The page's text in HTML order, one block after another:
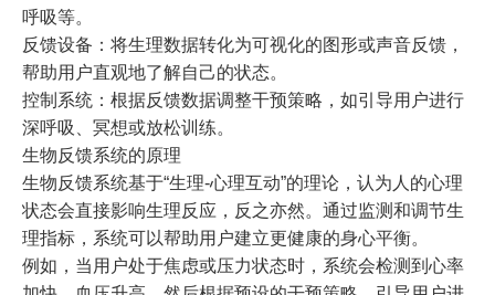
呼吸等。
反馈设备：将生理数据转化为可视化的图形或声音反馈，
帮助用户直观地了解自己的状态。
控制系统：根据反馈数据调整干预策略，如引导用户进行
深呼吸、冥想或放松训练。
生物反馈系统的原理
生物反馈系统基于“生理-心理互动”的理论，认为人的心理
状态会直接影响生理反应，反之亦然。通过监测和调节生
理指标，系统可以帮助用户建立更健康的身心平衡。
例如，当用户处于焦虑或压力状态时，系统会检测到心率